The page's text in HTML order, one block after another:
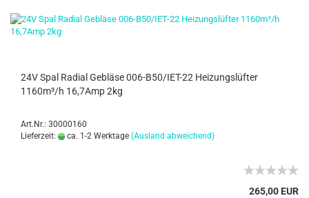
24V Spal Radial Gebläse 006-B50/IET-22 Heizungslüfter
1160m³/h 16,7Amp 2kg
Art.Nr.: 30000160
Lieferzeit:
ca. 1-2 Werktage (Ausland abweichend)
265,00 EUR